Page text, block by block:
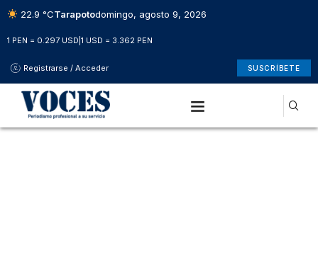
22.9 °CTarapotodomingo, agosto 9, 2026
1 PEN = 0.297 USD 1 USD = 3.362 PEN
Registrarse / Acceder SUSCRÍBETE